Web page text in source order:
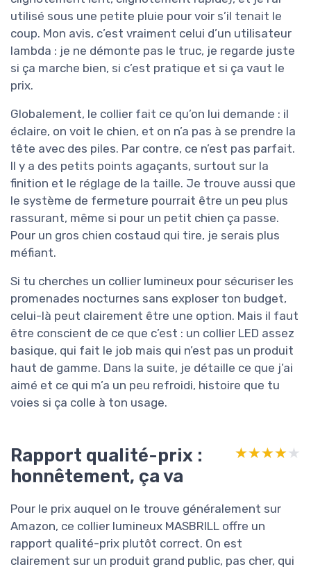
utilisé sous une petite pluie pour voir s’il tenait le
coup. Mon avis, c’est vraiment celui d’un utilisateur
lambda : je ne démonte pas le truc, je regarde juste
si ça marche bien, si c’est pratique et si ça vaut le
prix.
Globalement, le collier fait ce qu’on lui demande : il
éclaire, on voit le chien, et on n’a pas à se prendre la
tête avec des piles. Par contre, ce n’est pas parfait.
Il y a des petits points agaçants, surtout sur la
finition et le réglage de la taille. Je trouve aussi que
le système de fermeture pourrait être un peu plus
rassurant, même si pour un petit chien ça passe.
Pour un gros chien costaud qui tire, je serais plus
méfiant.
Si tu cherches un collier lumineux pour sécuriser les
promenades nocturnes sans exploser ton budget,
celui-là peut clairement être une option. Mais il faut
être conscient de ce que c’est : un collier LED assez
basique, qui fait le job mais qui n’est pas un produit
haut de gamme. Dans la suite, je détaille ce que j’ai
aimé et ce qui m’a un peu refroidi, histoire que tu
voies si ça colle à ton usage.
Rapport qualité-prix :
honnêtement, ça va
★★★★★
★★★★★
Pour le prix auquel on le trouve généralement sur
Amazon, ce collier lumineux MASBRILL offre un
rapport qualité-prix plutôt correct. On est
clairement sur un produit grand public, pas cher, qui